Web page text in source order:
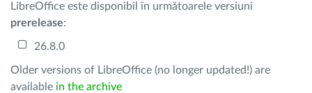
LibreOffice este disponibil în următoarele versiuni
prerelease:
26.8.0
Older versions of LibreOffice (no longer updated!) are
available in the archive